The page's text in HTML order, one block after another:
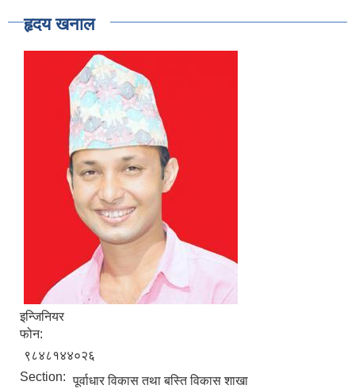
हृदय खनाल
इन्जिनियर
फोन:
९८४८१४४०२६
Section: पूर्वाधार विकास तथा बस्ति विकास शाखा